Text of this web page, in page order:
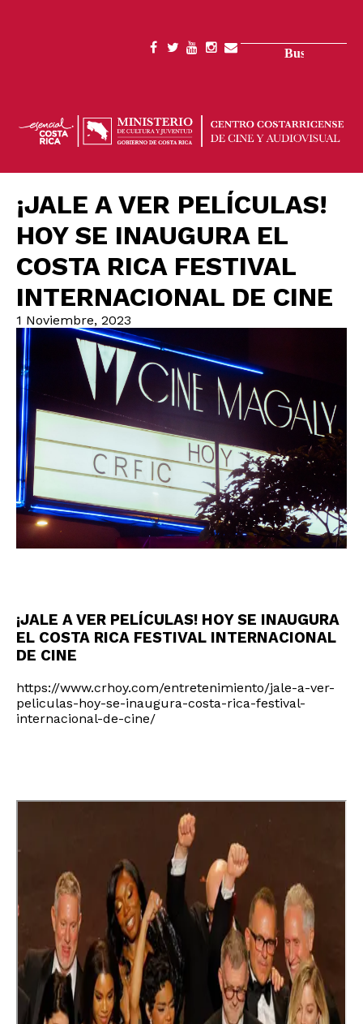
SOCIAL
¡JALE A VER PELÍCULAS!
HOY SE INAUGURA EL
COSTA RICA FESTIVAL
INTERNACIONAL DE CINE
1 Noviembre, 2023
¡JALE A VER PELÍCULAS! HOY SE INAUGURA
EL COSTA RICA FESTIVAL INTERNACIONAL
DE CINE
https://www.crhoy.com/entretenimiento/jale-a-ver-
peliculas-hoy-se-inaugura-costa-rica-festival-
internacional-de-cine/